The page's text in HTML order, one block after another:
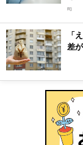
R]
「
差